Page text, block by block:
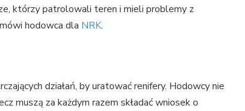
którzy patrolowali teren i mieli problemy z
hodowca dla NRK.
działań, by uratować renifery. Hodowcy nie
muszą za każdym razem składać wniosek o